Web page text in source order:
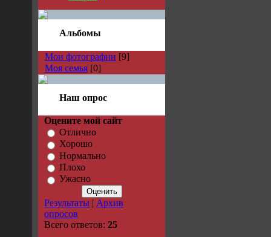
Альбомы
Мои фотографии [9]
Моя семья [0]
Наш опрос
Оцените мой сайт
Отлично
Хорошо
Нормально
Плохо
Ужасно
Результаты | Архив
опросов
Всего ответов: 25